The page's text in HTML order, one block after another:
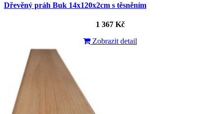
Dřevěný práh Buk 14x120x2cm s těsněním
1 367 Kč
Zobrazit detail